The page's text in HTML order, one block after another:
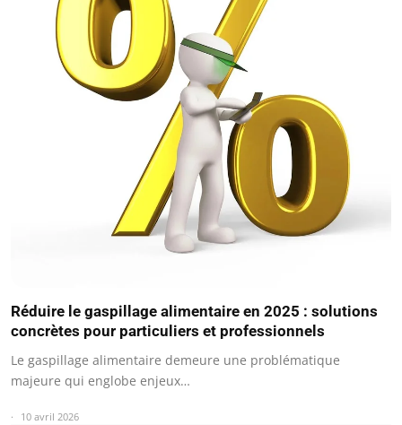
Réduire le gaspillage alimentaire en 2025 : solutions
concrètes pour particuliers et professionnels
Le gaspillage alimentaire demeure une problématique
majeure qui englobe enjeux…
10 avril 2026